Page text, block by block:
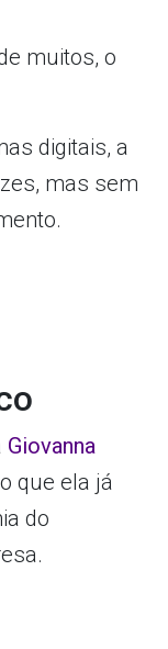
muitos, o
digitais, a
mas sem
Giovanna
que ela já
do